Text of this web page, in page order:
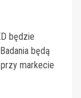
będzie
będą
markecie